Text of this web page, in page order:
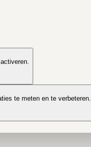
te meten en te verbeteren.